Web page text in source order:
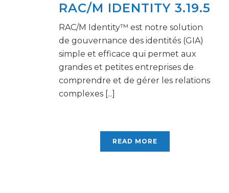
RAC/M IDENTITY 3.19.5
RAC/M Identity™ est notre solution
de gouvernance des identités (GIA)
simple et efficace qui permet aux
grandes et petites entreprises de
comprendre et de gérer les relations
complexes [...]
READ MORE